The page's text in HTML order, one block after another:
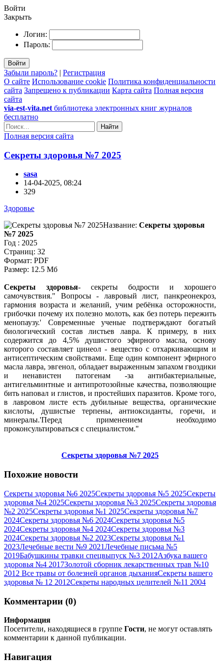
Войти
Закрыть
Логин:
Пароль:
Войти
Забыли пароль? | Регистрация
О сайте Использование cookie Политика конфиденциальности
сайта Запрещено к публикации Карта сайта Полная версия
сайта
via-est-vita.net библиотека электронных книг журналов
бесплатно
Найти
Полная версия сайта
Секреты здоровья №7 2025
sasa
14-04-2025, 08:24
329
Здоровье
Название: Секреты здоровья
№7 2025
Год : 2025
Страниц: 32
Формат: PDF
Размер: 12.5 Мб
Секреты здоровья- секреты бодрости и хорошего
самочувствия.
Вопросы - лавровый лист, панкреонекроз,
гармония возраста и желаний, учим ребёнка осторожности,
грибочки почему их полезно молоть, как без потерь пережить
менопаузу.
Современные ученые подтверждают богатый
биологический состав листьев лавра. К примеру, в них
содержится до 4,5% душистого эфирного масла, основу
которого составляет цинеол - вещество с отхаркивающим и
антисептическим свойствами. Еще один компонент эфирного
масла лавра, эвгенол, обладает выраженным запахом гвоздики
и ненавистен патогенам -за антибактериальные,
антигельминтные и антипротозойные качества, позволяющие
бить наповал и глистов, и простейших паразитов. Кроме того,
в лавровом листе есть дубильные вещества, органические
кислоты, душистые терпены, антиоксиданты, горечи, и
минералы. Перед применением необходимо
проконсультироваться с специалистом.
Секреты здоровья №7 2025
Похожие новости
Секреты здоровья №6 2025Секреты здоровья №5 2025Секреты
здоровья №4 2025Секреты здоровья №3 2025Секреты здоровья
№2 2025Секреты здоровья №1 2025Секреты здоровья №7
2024Секреты здоровья №6 2024Секреты здоровья №5
2024Секреты здоровья №4 2024Секреты здоровья №3
2024Секреты здоровья №2 2023Секреты здоровья №1
2023Лечебные вести №9 2021Лечебные письма №5
2019Бабушкины травки спецвыпуск №3 2012Азбука вашего
здоровья №4 2017Золотой сборник лекарственных трав №10
2012 Все травы от болезней органов дыханияСекреты вашего
здоровья № 12 2012Секреты народных целителей №11 2004
Комментарии (0)
Информация
Посетители, находящиеся в группе Гости, не могут оставлять
комментарии к данной публикации.
Навигация